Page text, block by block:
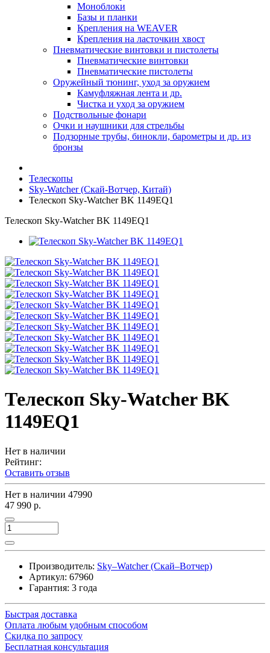
Моноблоки
Базы и планки
Крепления на WEAVER
Крепления на ласточкин хвост
Пневматические винтовки и пистолеты
Пневматические винтовки
Пневматические пистолеты
Оружейный тюнинг, уход за оружием
Камуфляжная лента и др.
Чистка и уход за оружием
Подствольные фонари
Очки и наушники для стрельбы
Подзорные трубы, бинокли, барометры и др. из
бронзы
Телескопы
Sky-Watcher (Скай-Вотчер, Китай)
Телескоп Sky-Watcher BK 1149EQ1
Телескоп Sky-Watcher BK 1149EQ1
Телескоп Sky-Watcher BK
1149EQ1
Нет в наличии
Рейтинг:
Оставить отзыв
Нет в наличии 47990
47 990 р.
Производитель: Sky–Watcher (Скай–Вотчер)
Артикул: 67960
Гарантия: 3 года
Быстрая доставка
Оплата любым удобным способом
Скидка по запросу
Бесплатная консультация